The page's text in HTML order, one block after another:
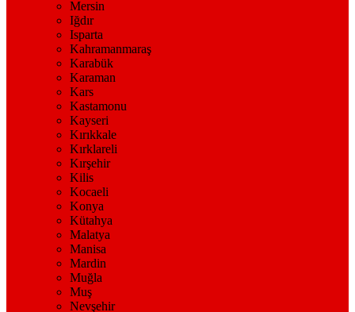
Mersin
Iğdır
Isparta
Kahramanmaraş
Karabük
Karaman
Kars
Kastamonu
Kayseri
Kırıkkale
Kırklareli
Kırşehir
Kilis
Kocaeli
Konya
Kütahya
Malatya
Manisa
Mardin
Muğla
Muş
Nevşehir